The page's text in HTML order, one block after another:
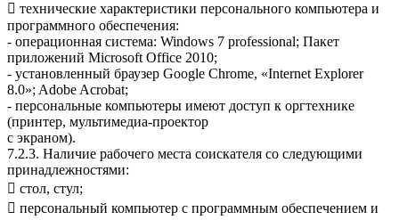
 технические характеристики персонального компьютера и
программного обеспечения:
- операционная система: Windows 7 professional; Пакет
приложений Microsoft Office 2010;
- установленный браузер Google Chrome, «Internet Explorer
8.0»; Adobe Acrobat;
- персональные компьютеры имеют доступ к оргтехнике
(принтер, мультимедиа-проектор
с экраном).
7.2.3. Наличие рабочего места соискателя со следующими
принадлежностями:
 стол, стул;
 персональный компьютер с программным обеспечением и